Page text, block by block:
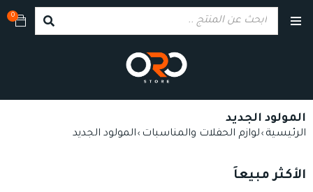
0
المولود الجديد
الرئيسية › لوازم الحفلات والمناسبات › المولود الجديد
الأكثر مبيعاً